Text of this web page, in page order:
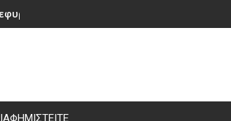
πολιτισμούς μέσα από τη μουσική